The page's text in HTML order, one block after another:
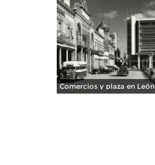
Comercios y plaza en León